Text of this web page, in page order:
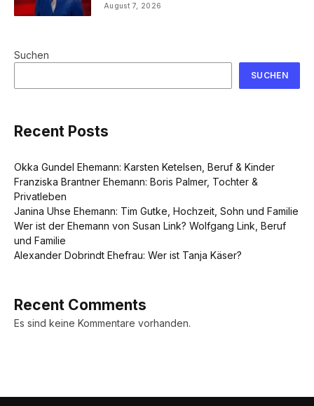
August 7, 2026
Suchen
SUCHEN
Recent Posts
Okka Gundel Ehemann: Karsten Ketelsen, Beruf & Kinder
Franziska Brantner Ehemann: Boris Palmer, Tochter &
Privatleben
Janina Uhse Ehemann: Tim Gutke, Hochzeit, Sohn und Familie
Wer ist der Ehemann von Susan Link? Wolfgang Link, Beruf
und Familie
Alexander Dobrindt Ehefrau: Wer ist Tanja Käser?
Recent Comments
Es sind keine Kommentare vorhanden.